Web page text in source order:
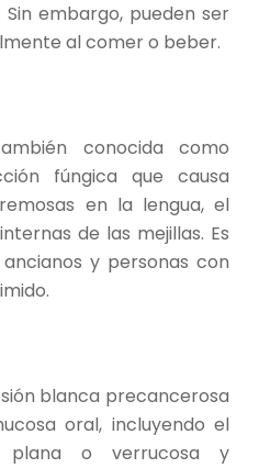
embargo, pueden ser
al comer o beber.
conocida como
fúngica que causa
en la lengua, el
de las mejillas. Es
y personas con
blanca precancerosa
oral, incluyendo el
o verrucosa y